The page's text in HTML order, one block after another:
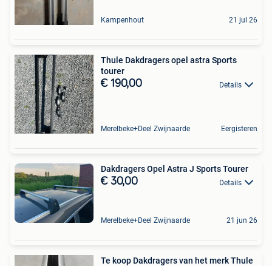
Kampenhout 21 jul 26
Thule Dakdragers opel astra Sports
tourer
€ 190,00 Details
Merelbeke+Deel Zwijnaarde Eergisteren
Dakdragers Opel Astra J Sports Tourer
€ 30,00 Details
Merelbeke+Deel Zwijnaarde 21 jun 26
Te koop Dakdragers van het merk Thule